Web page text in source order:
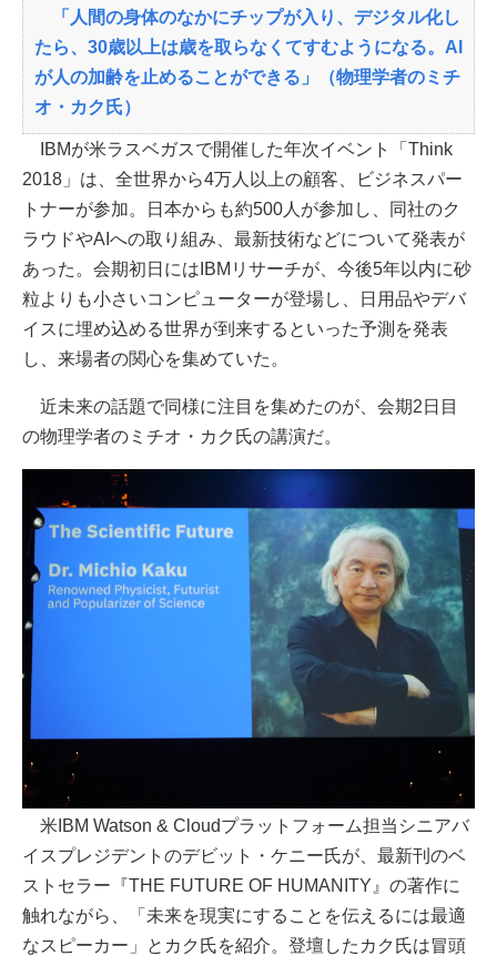
「人間の身体のなかにチップが入り、デジタル化し
たら、30歳以上は歳を取らなくてすむようになる。AI
が人の加齢を止めることができる」（物理学者のミチ
オ・カク氏）
IBMが米ラスベガスで開催した年次イベント「Think
2018」は、全世界から4万人以上の顧客、ビジネスパー
トナーが参加。日本からも約500人が参加し、同社のク
ラウドやAIへの取り組み、最新技術などについて発表が
あった。会期初日にはIBMリサーチが、今後5年以内に砂
粒よりも小さいコンピューターが登場し、日用品やデバ
イスに埋め込める世界が到来するといった予測を発表
し、来場者の関心を集めていた。
近未来の話題で同様に注目を集めたのが、会期2日目
の物理学者のミチオ・カク氏の講演だ。
米IBM Watson & Cloudプラットフォーム担当シニアバ
イスプレジデントのデビット・ケニー氏が、最新刊のベ
ストセラー『THE FUTURE OF HUMANITY』の著作に
触れながら、「未来を現実にすることを伝えるには最適
なスピーカー」とカク氏を紹介。登壇したカク氏は冒頭